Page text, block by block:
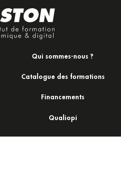
Qui sommes-nous ?
Catalogue des formations
Financements
Qualiopi